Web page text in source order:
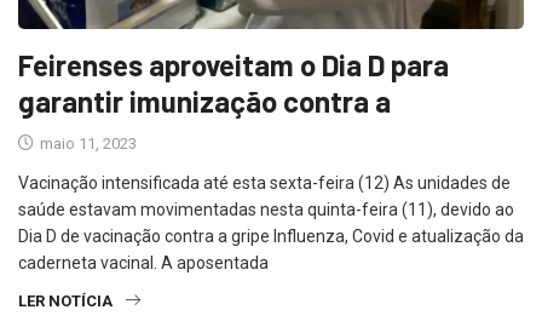
Feirenses aproveitam o Dia D para
garantir imunização contra a
maio 11, 2023
Vacinação intensificada até esta sexta-feira (12) As unidades de
saúde estavam movimentadas nesta quinta-feira (11), devido ao
Dia D de vacinação contra a gripe Influenza, Covid e atualização da
caderneta vacinal. A aposentada
LER NOTÍCIA